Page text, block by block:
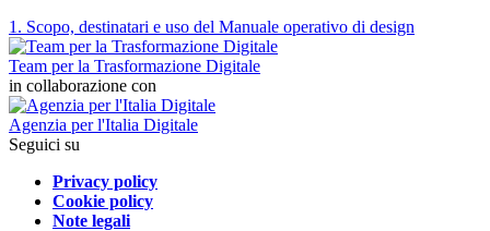
1. Scopo, destinatari e uso del Manuale operativo di design
Team per la Trasformazione Digitale
in collaborazione con
Agenzia per l'Italia Digitale
Seguici su
Privacy policy
Cookie policy
Note legali